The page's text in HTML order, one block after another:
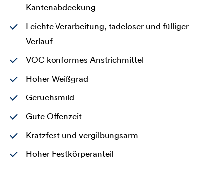
Kantenabdeckung
Leichte Verarbeitung, tadeloser und fülliger
Verlauf
VOC konformes Anstrichmittel
Hoher Weißgrad
Geruchsmild
Gute Offenzeit
Kratzfest und vergilbungsarm
Hoher Festkörperanteil